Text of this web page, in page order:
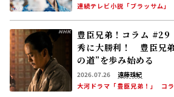
連続テレビ小説「ブラッサム」
豊臣兄弟！コラム
秀に大勝利！ 豊臣兄
の道”を歩み始める
2026.07.26
遠藤珠紀
大河ドラマ「豊臣兄弟！」
コ